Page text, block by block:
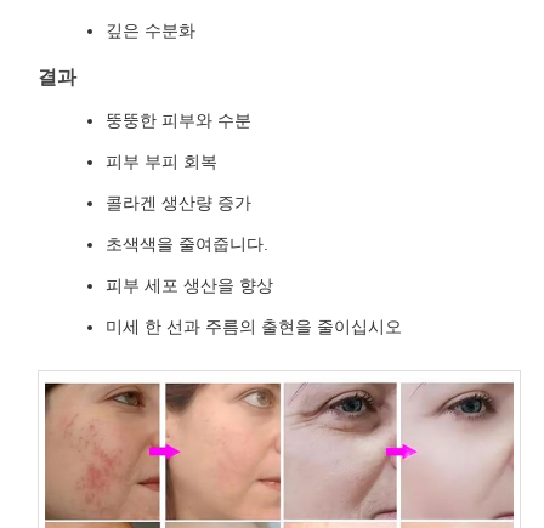
깊은 수분화
결과
뚱뚱한 피부와 수분
피부 부피 회복
콜라겐 생산량 증가
초색색을 줄여줍니다.
피부 세포 생산을 향상
미세 한 선과 주름의 출현을 줄이십시오